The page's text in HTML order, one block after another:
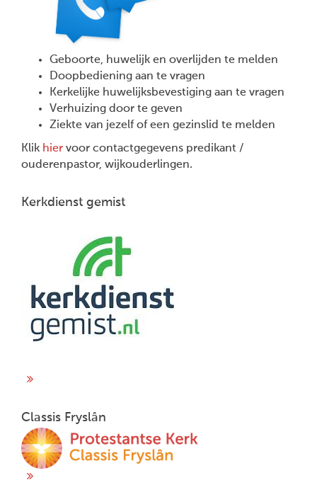
Geboorte, huwelijk en overlijden te melden
Doopbediening aan te vragen
Kerkelijke huwelijksbevestiging aan te vragen
Verhuizing door te geven
Ziekte van jezelf of een gezinslid te melden
Klik hier voor contactgegevens predikant /
ouderenpastor, wijkouderlingen.
Kerkdienst gemist
Classis Fryslân